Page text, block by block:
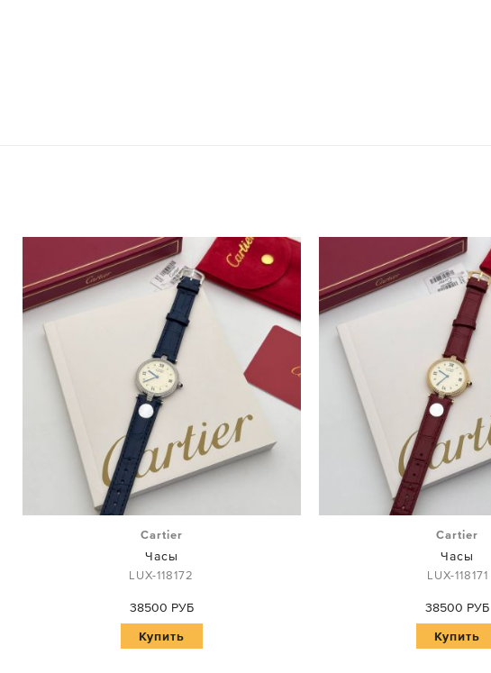
Cartier
Часы
LUX-118172
38500 РУБ
Купить
Cartier
Часы
LUX-118171
38500 РУБ
Купить